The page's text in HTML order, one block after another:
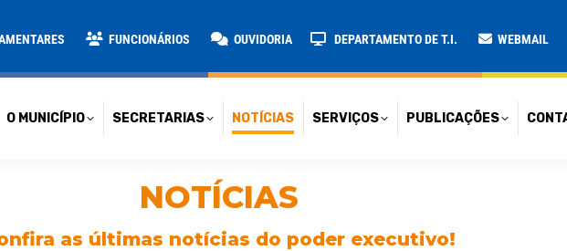
FUNCIONÁRIOS OUVIDORIA DEPARTAMENTO DE T.I. WEBMAIL
O MUNICÍPIO SECRETARIAS NOTÍCIAS SERVIÇOS PUBLICAÇÕES
NOTÍCIAS
as últimas notícias do poder executivo!